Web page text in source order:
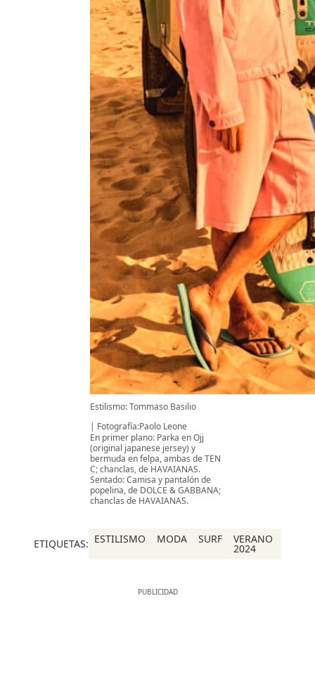
Estilismo: Tommaso Basilio
Fotografía:Paolo Leone
En primer plano: Parka en Ojj
(original japanese jersey) y
bermuda en felpa, ambas de TEN
C; chanclas, de HAVAIANAS.
Sentado: Camisa y pantalón de
popelina, de DOLCE & GABBANA;
chanclas de HAVAIANAS.
ETIQUETAS: ESTILISMO MODA SURF VERANO
2024